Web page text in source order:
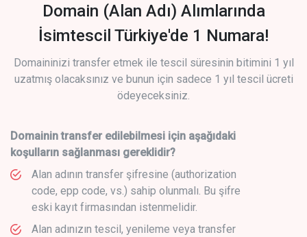
Domain (Alan Adı) Alımlarında
İsimtescil Türkiye'de 1 Numara!
Domaininizi transfer etmek ile tescil süresinin bitimini 1 yıl
uzatmış olacaksınız ve bunun için sadece 1 yıl tescil ücreti
ödeyeceksiniz.
Domainin transfer edilebilmesi için aşağıdaki
koşulların sağlanması gereklidir?
Alan adının transfer şifresine (authorization
code, epp code, vs.) sahip olunmalı. Bu şifre
eski kayıt firmasından istenmelidir.
Alan adınızın tescil, yenileme veya transfer